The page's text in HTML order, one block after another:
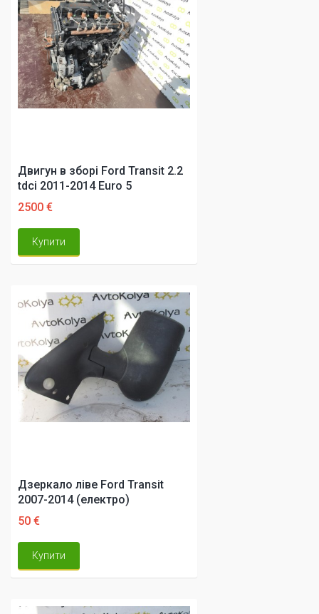
Двигун в зборі Ford Transit 2.2
tdci 2011-2014 Euro 5
2500 €
Купити
Дзеркало ліве Ford Transit
2007-2014 (електро)
50 €
Купити